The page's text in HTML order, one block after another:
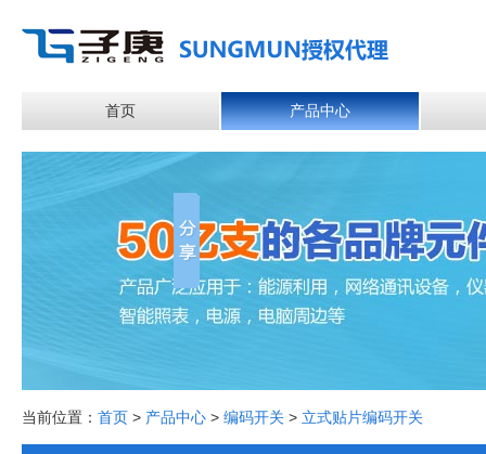
首页 产品中心
当前位置： 首页 > 产品中心 > 编码开关 > 立式贴片编码开关